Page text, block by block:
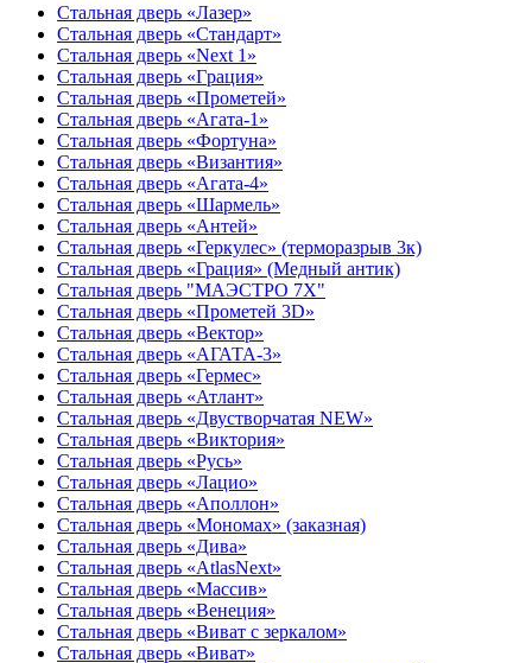
Стальная дверь «Лазер»
Стальная дверь «Стандарт»
Стальная дверь «Next 1»
Стальная дверь «Гpация»
Стальная дверь «Прометей»
Стальная дверь «Агата-1»
Стальная дверь «Фортуна»
Стальная дверь «Византия»
Стальная дверь «Агата-4»
Стальная дверь «Шармель»
Стальная дверь «Антей»
Стальная дверь «Геркулес» (терморазрыв 3к)
Стальная дверь «Грация» (Медный антик)
Стальная дверь "МАЭСТРО 7Х"
Стальная дверь «Прометей 3D»
Стальная дверь «Вектор»
Стальная дверь «АГАТА-3»
Стальная дверь «Гермес»
Стальная дверь «Атлант»
Стальная дверь «Двустворчатая NEW»
Стальная дверь «Виктория»
Стальная дверь «Русь»
Стальная дверь «Лацио»
Стальная дверь «Аполлон»
Стальная дверь «Мономах» (заказная)
Стальная дверь «Дива»
Стальная дверь «AtlasNext»
Стальная дверь «Массив»
Стальная дверь «Венеция»
Стальная дверь «Виват с зеркалом»
Стальная дверь «Виват»